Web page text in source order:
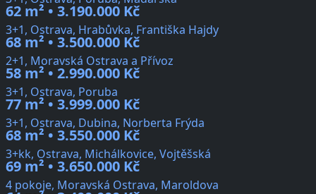
62 m² • 3.190.000 Kč
3+1, Ostrava, Hrabůvka, Františka Hajdy
68 m² • 3.500.000 Kč
2+1, Moravská Ostrava a Přívoz
58 m² • 2.990.000 Kč
3+1, Ostrava, Poruba
77 m² • 3.999.000 Kč
3+1, Ostrava, Dubina, Norberta Frýda
68 m² • 3.550.000 Kč
3+kk, Ostrava, Michálkovice, Vojtěšská
69 m² • 3.650.000 Kč
4 pokoje, Moravská Ostrava, Maroldova